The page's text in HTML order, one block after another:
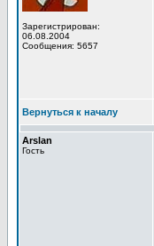
Зарегистрирован:
06.08.2004
Сообщения: 5657
Вернуться к началу
Arslan
Гость